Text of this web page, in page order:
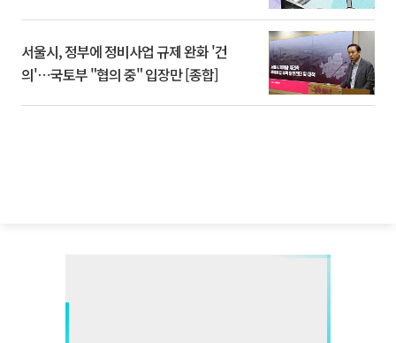
서울시, 정부에 정비사업 규제 완화 '건
의'⋯국토부 "협의 중" 입장만 [종합]